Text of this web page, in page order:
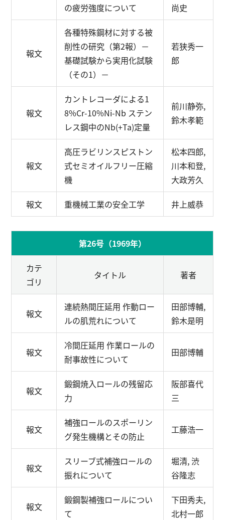
の疲労強度について 尚史
報文
各種特殊鋼材に対する被
削性の研究（第2報） －
基礎試験から実用化試験
（その1）－
若狭秀一
郎
報文
カントレコーダによる1
8%Cr-10%Ni-Nb ステン
レス鋼中のNb(+Ta)定量
前川静弥,
鈴木孝範
報文
高圧ラビリンスピストン
式セミオイルフリー圧縮
機
松本四郎,
川本和登,
大政芳久
報文 重機械工業の安全工学 井上威恭
第26号（1969年）
カテ
ゴリ
タイトル 著者
報文
連続熱間圧延用 作動ロー
ルの肌荒れについて
田部博輔,
鈴木是明
報文
冷間圧延用 作業ロールの
耐事故性について
田部博輔
報文
鍛鋼焼入ロールの残留応
力
阪部喜代
三
報文
補強ロールのスポーリン
グ発生機構とその防止
工藤浩一
報文
スリーブ式補強ロールの
振れについて
堀清, 渋
谷隆志
報文
鍛鋼製補強ロールについ
て
下田秀夫,
北村一郎